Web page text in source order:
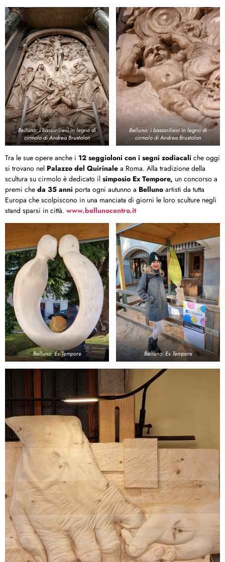
Belluno: i bassorilievi in legno di
cirmolo di Andrea Brustolon
Belluno: i bassorilievi in legno di
cirmolo di Andrea Brustolon
Tra le sue opere anche i 12 seggioloni con i segni zodiacali che oggi
si trovano nel Palazzo del Quirinale a Roma. Alla tradizione della
scultura su cirmolo è dedicato il simposio Ex Tempore, un concorso a
premi che da 35 anni porta ogni autunno a Belluno artisti da tutta
Europa che scolpiscono in una manciata di giorni le loro sculture negli
stand sparsi in città. www.bellunocentro.it
Belluno: Ex Tempore Belluno: Ex Tempore